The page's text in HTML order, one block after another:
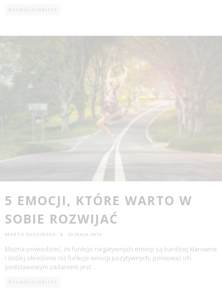
ROZWÓJ OSOBISTY
5 EMOCJI, KTÓRE WARTO W
SOBIE ROZWIJAĆ
MARTA OLESIŃSKA 20 MAJA 2016
Można powiedzieć, że funkcje negatywnych emocji są bardziej klarowne
i ściślej określone niż funkcje emocji pozytywnych, ponieważ ich
podstawowym zadaniem jest ...
ROZWÓJ OSOBISTY